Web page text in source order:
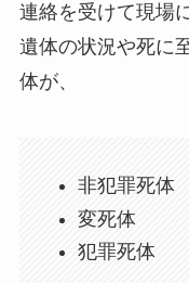
連絡を受けて現場
遺体の状況や死に
体が、
非犯罪死体
変死体
犯罪死体